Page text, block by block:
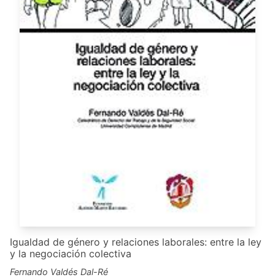
Igualdad de género y relaciones laborales: entre la ley
y la negociación colectiva
Fernando Valdés Dal-Ré